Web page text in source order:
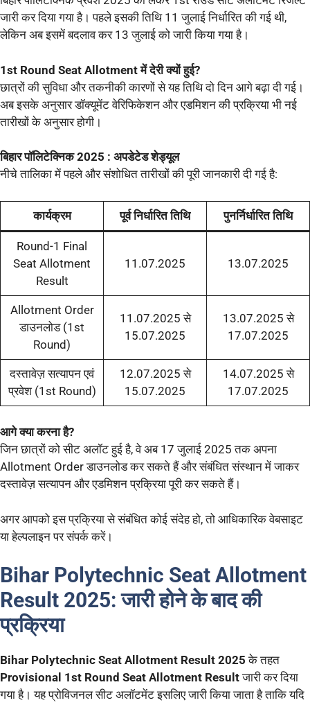
जारी कर दिया गया है। पहले इसकी तिथि 11 जुलाई निर्धारित की गई थी,
लेकिन अब इसमें बदलाव कर 13 जुलाई को जारी किया गया है।
1st Round Seat Allotment में देरी क्यों हुई?
छात्रों की सुविधा और तकनीकी कारणों से यह तिथि दो दिन आगे बढ़ा दी गई।
अब इसके अनुसार डॉक्यूमेंट वेरिफिकेशन और एडमिशन की प्रक्रिया भी नई
तारीखों के अनुसार होगी।
बिहार पॉलिटेक्निक 2025 : अपडेटेड शेड्यूल
नीचे तालिका में पहले और संशोधित तारीखों की पूरी जानकारी दी गई है:
कार्यक्रम पूर्व निर्धारित तिथि पुनर्निर्धारित तिथि
Round-1 Final
Seat Allotment
Result
11.07.2025 13.07.2025
Allotment Order
डाउनलोड (1st
Round)
11.07.2025 से
15.07.2025
13.07.2025 से
17.07.2025
दस्तावेज़ सत्यापन एवं
प्रवेश (1st Round)
12.07.2025 से
15.07.2025
14.07.2025 से
17.07.2025
आगे क्या करना है?
जिन छात्रों को सीट अलॉट हुई है, वे अब 17 जुलाई 2025 तक अपना
Allotment Order डाउनलोड कर सकते हैं और संबंधित संस्थान में जाकर
दस्तावेज़ सत्यापन और एडमिशन प्रक्रिया पूरी कर सकते हैं।
अगर आपको इस प्रक्रिया से संबंधित कोई संदेह हो, तो आधिकारिक वेबसाइट
या हेल्पलाइन पर संपर्क करें।
Bihar Polytechnic Seat Allotment
Result 2025: जारी होने के बाद की
प्रक्रिया
Bihar Polytechnic Seat Allotment Result 2025 के तहत
Provisional 1st Round Seat Allotment Resultजारी कर दिया
गया है। यह प्रोविजनल सीट अलॉटमेंट इसलिए जारी किया जाता है ताकि यदि